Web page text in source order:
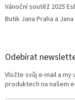
Vánoční soutěž 2025
Butik Jana Praha a
Odebírat
Vložte svůj e-mail a
produktech na našem